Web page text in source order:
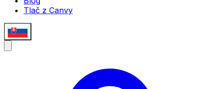
Tlač z Canvy